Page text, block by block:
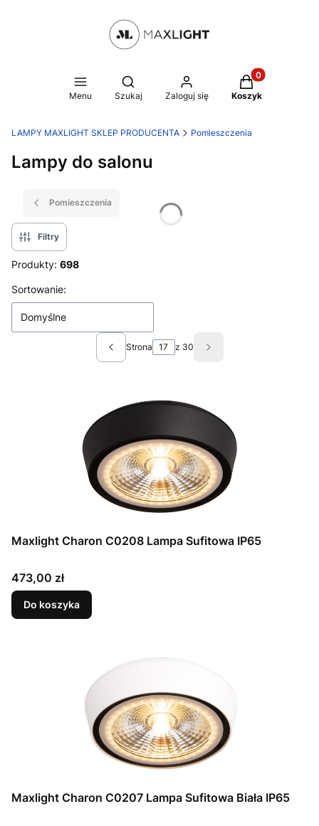
Menu
Otwórz wyszukiwarkę
Szukaj Zaloguj się
Produkty w
Koszyk
LAMPY MAXLIGHT SKLEP PRODUCENTA Pomieszczenia
Lampy do salonu
Pomieszczenia
Filtry
Produkty: 698
Lista produktów
Sortowanie:
Domyślne
Poprzednie produkty
Strona z 30 Następne produkty
Maxlight Charon C0208 Lampa Sufitowa IP65
Cena
473,00 zł
Do koszyka
Maxlight Charon C0207 Lampa Sufitowa Biała IP65